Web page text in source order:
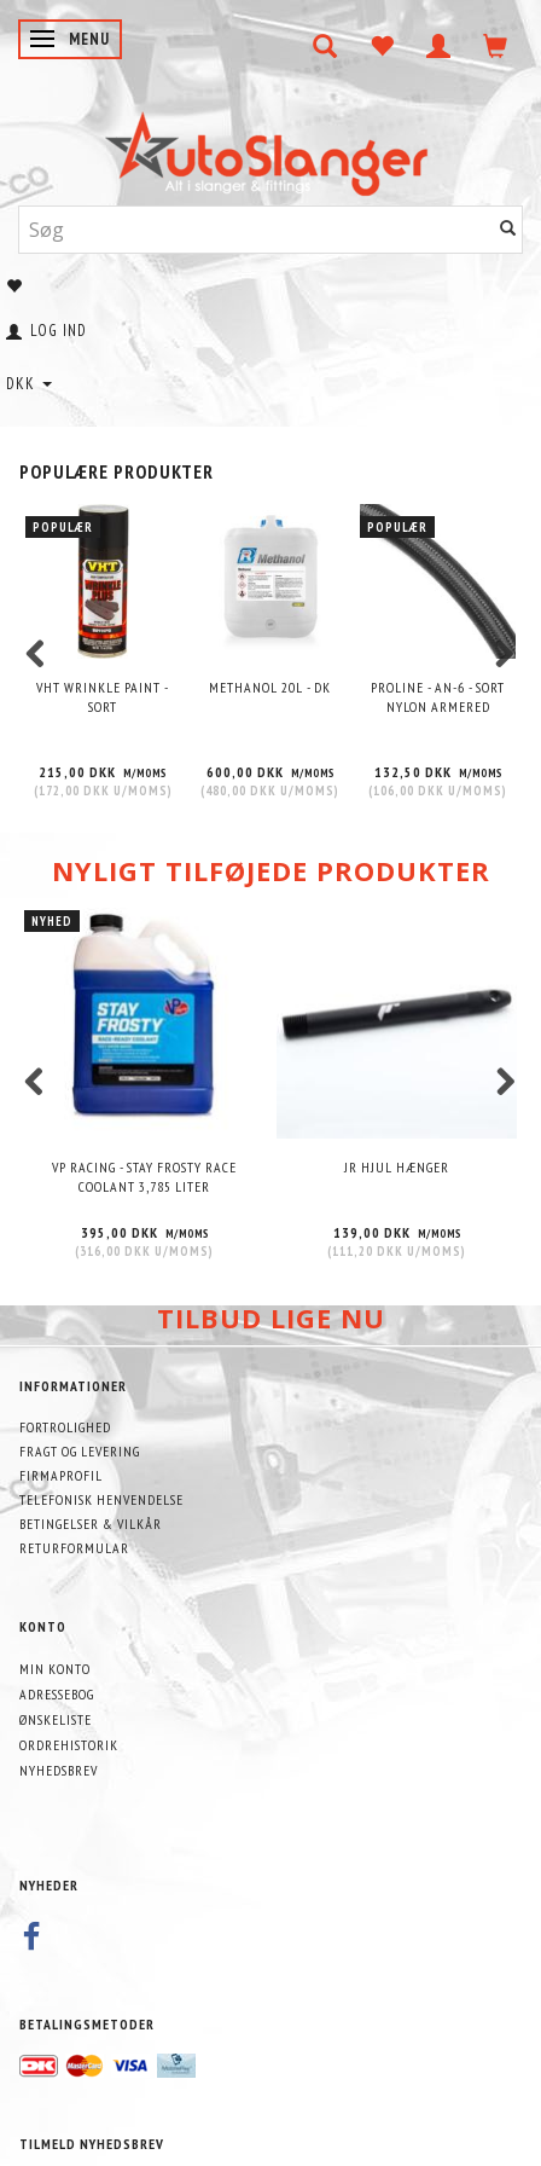
SKIFTE NAVIGATION
MENU
LOG IND
DKK
POPULÆRE PRODUKTER
POPULÆR
VHT WRINKLE PAINT -
SORT
215,00 DKK M/MOMS
(172,00 DKK U/MOMS)
METHANOL 20L - DK
600,00 DKK M/MOMS
(480,00 DKK U/MOMS)
POPULÆR
PROLINE - AN-6 - SORT
NYLON ARMERED
132,50 DKK M/MOMS
(106,00 DKK U/MOMS)
NYLIGT TILFØJEDE PRODUKTER
NYHED
VP RACING - STAY FROSTY RACE
COOLANT 3,785 LITER
395,00 DKK M/MOMS
(316,00 DKK U/MOMS)
JR HJUL HÆNGER
139,00 DKK M/MOMS
(111,20 DKK U/MOMS)
TILBUD LIGE NU
INFORMATIONER
FORTROLIGHED
FRAGT OG LEVERING
FIRMAPROFIL
TELEFONISK HENVENDELSE
BETINGELSER & VILKÅR
RETURFORMULAR
KONTO
MIN KONTO
ADRESSEBOG
ØNSKELISTE
ORDREHISTORIK
NYHEDSBREV
NYHEDER
BETALINGSMETODER
TILMELD NYHEDSBREV